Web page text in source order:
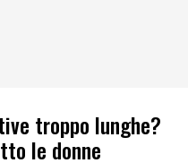
troppo lunghe?
le donne